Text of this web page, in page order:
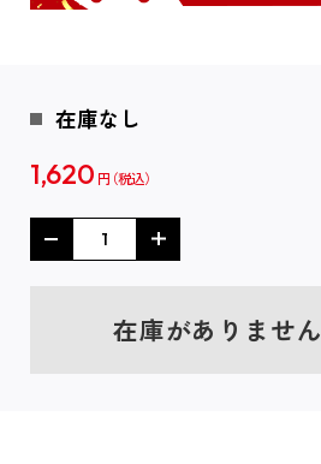
在庫なし
1,620 円
在庫がありません